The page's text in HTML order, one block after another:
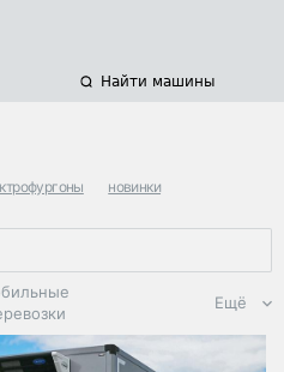
Найти машины
новинки
Ещё